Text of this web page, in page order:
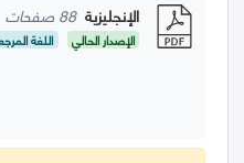
الإنجليزية 88 صفحات
الإصدار الحالي اللغة